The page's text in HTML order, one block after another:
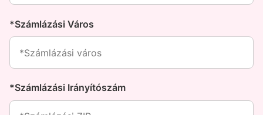
*Számlázási Város
*Számlázási Irányítószám